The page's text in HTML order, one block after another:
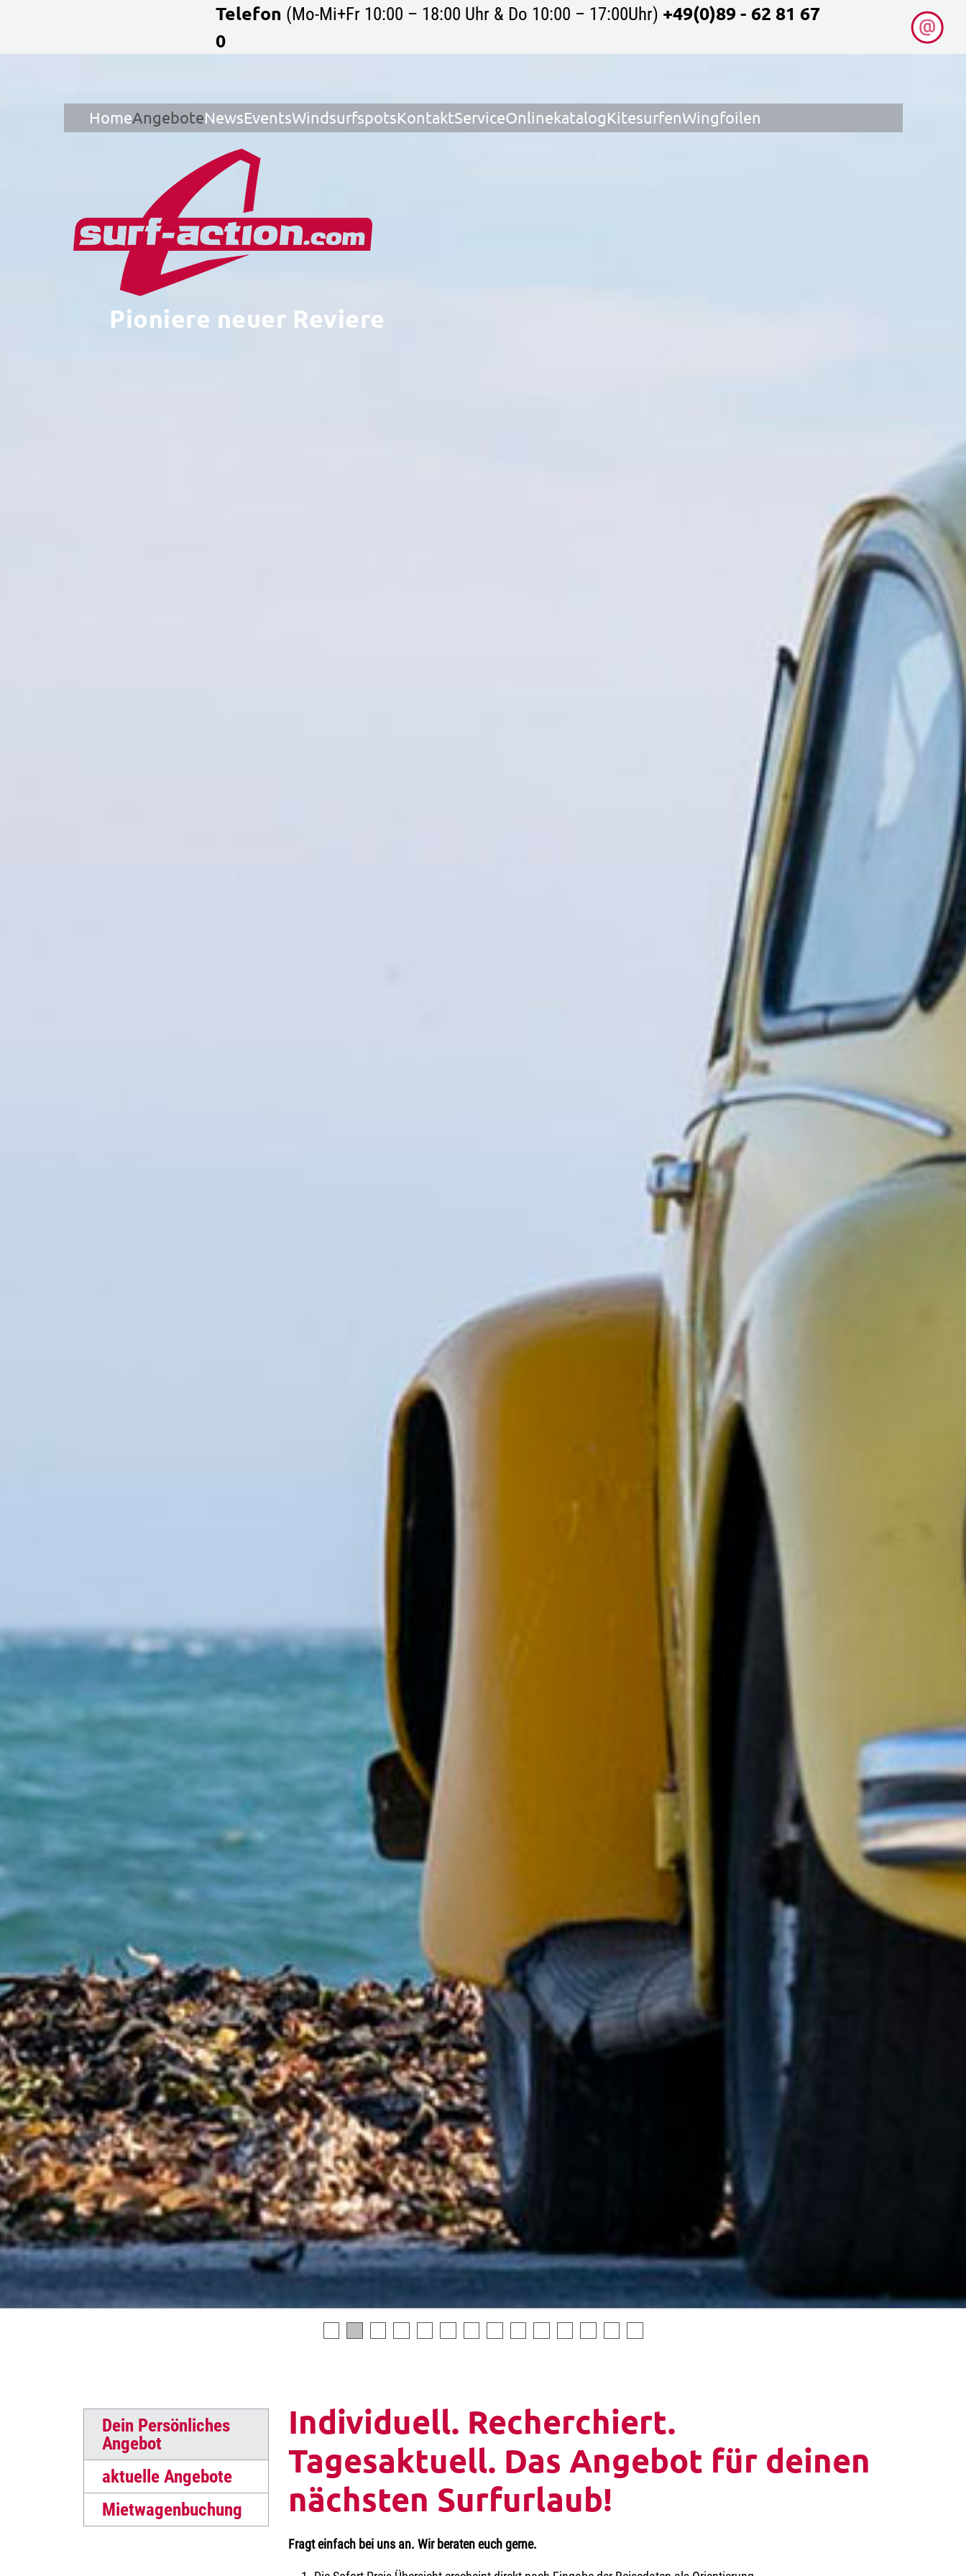
Telefon (Mo-Mi+Fr 10:00 – 18:00 Uhr & Do 10:00 – 17:00Uhr) +49(0)89 - 62 81 67
0
HomeAngeboteNewsEventsWindsurfspotsKontaktServiceOnlinekatalogKitesurfenWingfoilen
Pioniere neuer Reviere
Dein Persönliches
Angebot
aktuelle Angebote
Mietwagenbuchung
Individuell. Recherchiert.
Tagesaktuell. Das Angebot für deinen
nächsten Surfurlaub!
Fragt einfach bei uns an. Wir beraten euch gerne.